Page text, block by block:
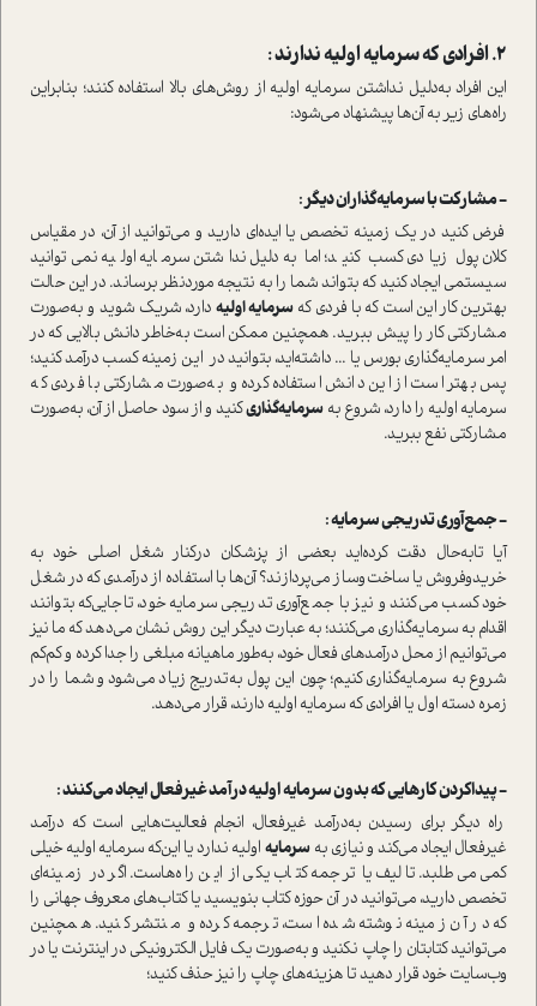
2. افرادی که سرمایه اولیه ندارند :
این افراد به‌دلیل نداشتن سرمایه اولیه از روش‌های بالا ا‌ستفاده کنند؛ بنابراین
راه‌های زیر به آن‌ها پیشنهاد می‌شود:
− مشارکت با سرمایه‌گذاران دیگر :
فرض کنید در یک زمینه‌ تخصص یا ایده‌ای دارید و می‌توانید از آن‌، در مقیاس
کلان پول زیادی کسب کنید؛ اما به‌دلیل نداشتن سرمایه اولیه نمی‌توانید
سیستمی ایجاد کنید که بتواند شما را به نتیجه موردنظر برساند. در این حالت
بهترین کار این ا‌ست که با فردی که سرمایه اولیهدارد، شریک شوید و به‌صورت
مشارکتی کار را پیش ببرید‌. همچنین ممکن ا‌ست به‌خاطر دانش بالایی که در
امر سرمایه‌گذاری بورس یا ... داشته‌اید، بتوانید در این زمینه کسب در‌آمد کنید؛
پس بهتر ا‌ست از این دانش ا‌ستفاده کرده و به‌صورت مشارکتی با فردی که
سرمایه اولیه را دارد، شروع به سرمایه‌گذاریکنید و از سود حاصل از آن‌، به‌صورت
مشارکتی نفع ببرید‌.
− جمع‌آوری تدریجی سرمایه :
آیا تابه‌حال دقت کرده‌اید بعضی از پزشکان در‌کنار شغل اصلی خود به
خریدوفروش یا ساخت‌وساز می‌پردازند؟ آن‌ها با ا‌ستفاده از در‌آمدی که در شغل
خود کسب می‌کنند و نیز با جمع‌آوری تدریجی سرمایه‌ خود، تا‌جایی‌که بتوانند
اقدام به سرمایه‌گذاری می‌کنند؛ به ‌عبارت ‌دیگر این روش نشان می‌دهد که ما نیز
می‌توانیم از محل در‌آمدهای فعال خود، به‌طور ماهیانه مبلغی را جدا کرده و کم‌کم
شروع به سرمایه‌گذاری کنیم؛ چون این پول به‌تدریج زیاد می‌شود و شما را در
زمره دسته اول یا افرادی که سرمایه اولیه دارند‌، قرار می‌دهد.
− پیدا‌کردن کارهایی که بدون سرمایه اولیه در‌آمد غیرفعال ایجاد می‌کنند :
راه دیگر برای رسیدن به‌در‌آمد غیرفعال، انجام فعالیت‌هایی ا‌ست که در‌آمد
غیرفعال ایجاد می‌کند و نیازی بهسرمایه اولیه ندارد یا این‌که سرمایه اولیه خیلی
کمی می‌طلبد. تالیف یا ترجمه کتاب یکی از این راه‌ها‌ست. اگر در زمینه‌ای
تخصص دارید، می‌توانید در آن حوزه کتاب بنویسید یا کتاب‌های معروف جهانی را
که در آن زمینه نوشته شده ا‌ست، ترجمه کرده و منتشر کنید. همچنین
می‌توانید کتابتان را چاپ نکنید و به‌صورت یک فایل الکترونیکی در اینترنت یا در
وب‌سایت خود قرار دهید تا هزینه‌های چاپ را نیز حذف کنید؛